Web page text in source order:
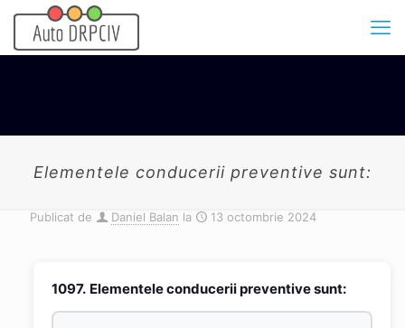
Elementele conducerii preventive sunt:
Publicat de Daniel Balan la 13 octombrie 2024
1097. Elementele conducerii preventive sunt: